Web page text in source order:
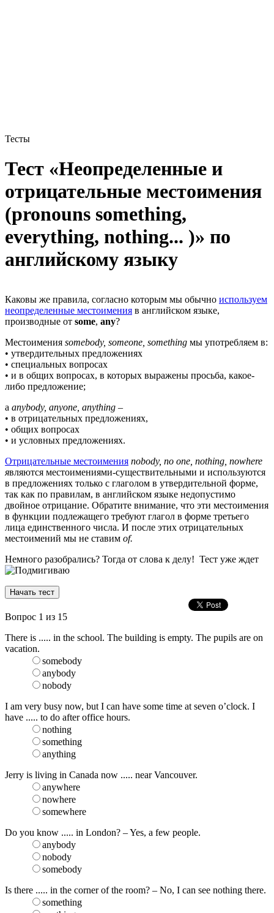
Тесты
Тест «Неопределенные и
отрицательные местоимения
(pronouns something,
everything, nothing... )» по
английскому языку
Каковы же правила, согласно которым мы обычно используем
неопределенные местоимения в английском языке,
производные от some, any?
Местоимения somebody, someone, something мы употребляем в:
• утвердительных предложениях
• специальных вопросах
• и в общих вопросах, в которых выражены просьба, какое-
либо предложение;
а anybody, anyone, anything –
• в отрицательных предложениях,
• общих вопросах
• и условных предложениях.
Отрицательные местоимения nobody, no one, nothing, nowhere
являются местоимениями-существительными и используются
в предложениях только с глаголом в утвердительной форме,
так как по правилам, в английском языке недопустимо
двойное отрицание. Обратите внимание, что эти местоимения
в функции подлежащего требуют глагол в форме третьего
лица единственного числа. И после этих отрицательных
местоимений мы не ставим of.
Немного разобрались? Тогда от слова к делу! Тест уже ждет
Вопрос 1 из 15
There is ..... in the school. The building is empty. The pupils are on
vacation.
somebody
anybody
nobody
I am very busy now, but I can have some time at seven o’clock. I
have ..... to do after office hours.
nothing
something
anything
Jerry is living in Canada now ..... near Vancouver.
anywhere
nowhere
somewhere
Do you know ..... in London? – Yes, a few people.
anybody
nobody
somebody
Is there ..... in the corner of the room? – No, I can see nothing there.
something